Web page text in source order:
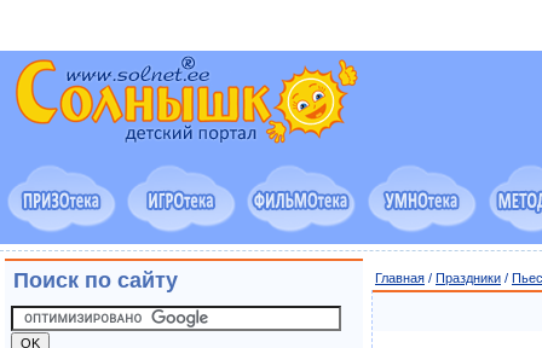
Главная / Праздники /
Поиск по сайту